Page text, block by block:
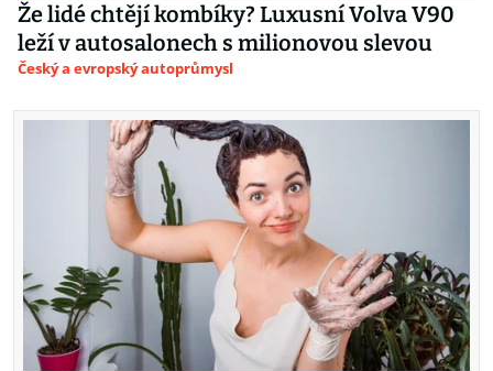
Že lidé chtějí kombíky? Luxusní Volva V90
leží v autosalonech s milionovou slevou
Český a evropský autoprůmysl